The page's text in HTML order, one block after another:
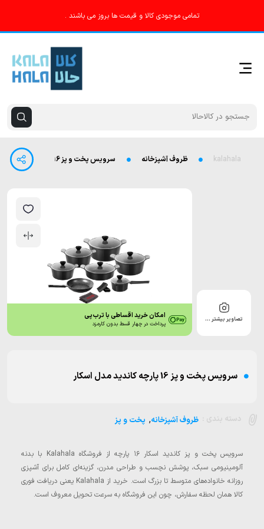
تمامی موجودی کالا و قیمت ها بروز می باشند .
kalahala ظروف آشپزخانه سرویس پخت و پز 16 پارچه کاندید مدل اسکار
تصاویر بیشتر … امکان خرید اقساطی با ترب‌پی
پرداخت در چهار قسط بدون کارمزد
سرویس پخت و پز 16 پارچه کاندید مدل اسکار
ظروف آشپزخانه, پخت و پز
سرویس پخت و پز کاندید اسکار ۱۶ پارچه از فروشگاه Kalahala با بدنه
آلومینیومی سبک، پوشش نچسب و طراحی مدرن، گزینه‌ای کامل برای آشپزی
روزانه خانواده‌های متوسط تا بزرگ است. خرید از Kalahala یعنی دریافت فوری
کالا همان لحظه سفارش، چون این فروشگاه به سرعت تحویل معروف است.